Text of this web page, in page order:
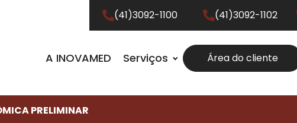
(41)3092-1100 (41)3092-1102
A INOVAMED Serviços Área do cliente
PRELIMINAR